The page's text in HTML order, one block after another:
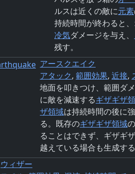
ルスは近くの敵に元素
持続時間が終わると
冷気ダメージを与え、
残す。
アースクエイク
アタック, 範囲効果, 近接,
地面を叩きつけ、範囲ダ
に敵を減速するギザギザ
ザ領域は持続時間の後に
る。既存のギザギザ領域
ることはできず、ギザギ
越えている場合も生成す
ウィザー